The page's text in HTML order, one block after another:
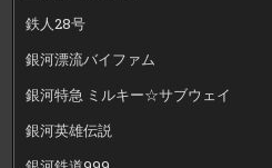
鉄人28号
銀河漂流バイファム
銀河特急 ミルキー☆サブウェイ
銀河英雄伝説